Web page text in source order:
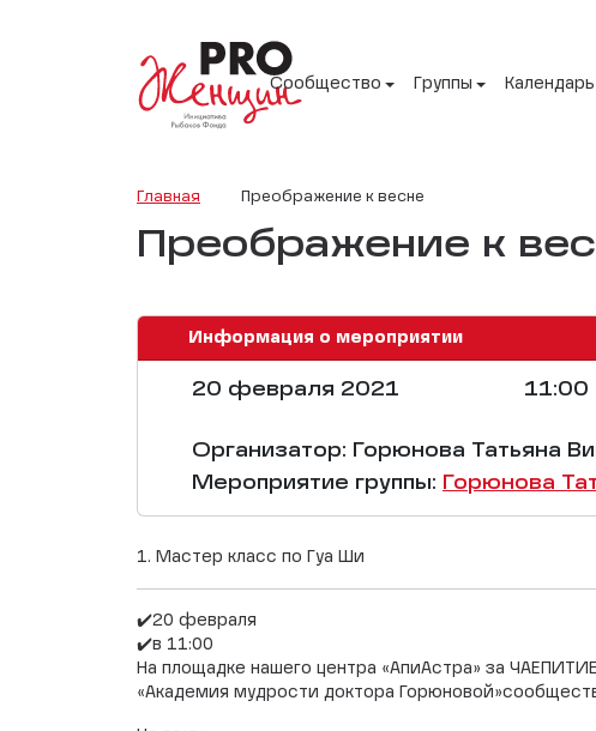
Сообщество Группы Календарь
Главная Преображение к весне
Преображение к
Информация о мероприятии
20 февраля 2021 11:00
Организатор: Горюнова Татьяна
Мероприятие группы: Горюнова
1. Мастер класс по Гуа Ши
✔️20 февраля
✔️в 11:00
На площадке нашего центра «АпиАстра» за
«Академия мудрости доктора